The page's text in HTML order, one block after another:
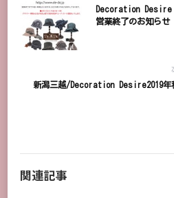
Decoration Desire
営業終了のお知らせ
新潟三越/Decoration Desire2019年
関連記事